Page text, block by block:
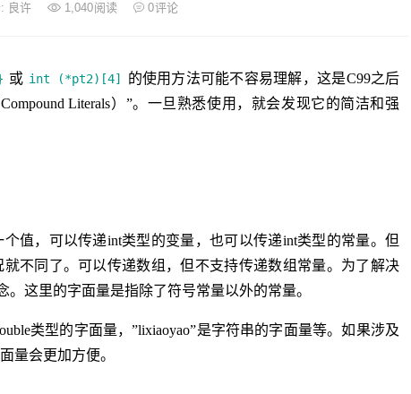
良许 1,040阅读 0评论
或 int (*pt2)[4]
的使用方法可能不容易理解，这是C99之后
Literals）”。一旦熟悉使用，就会发现它的简洁和强
值，可以传递int类型的变量，也可以传递int类型的常量。但
不同了。可以传递数组，但不支持传递数组常量。为了解决
这里的字面量是指除了符号常量以外的常量。
类型的字面量，”lixiaoyao”是字符串的字面量等。如果涉及
量会更加方便。